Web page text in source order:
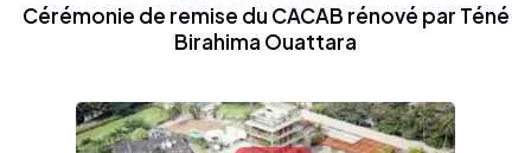
Cérémonie de remise du CACAB rénové par Téné
Birahima Ouattara